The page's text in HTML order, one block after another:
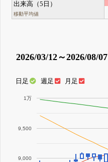
出来高（5日）
移動平均値
2026/03/12～2026/08/07
日足 週足 月足
9,000
9,500
1万